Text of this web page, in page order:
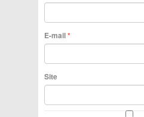
E-mail*
Site